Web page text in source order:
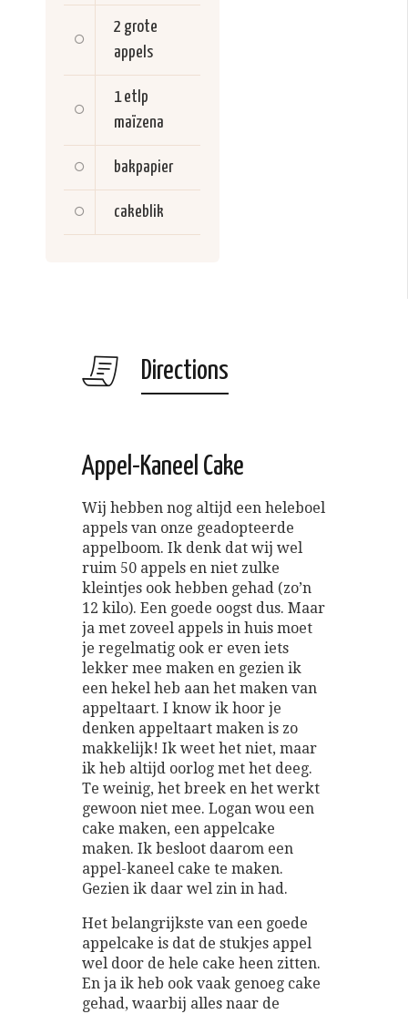
2 grote
appels
1 etlp
maïzena
bakpapier
cakeblik
Directions
Appel-Kaneel Cake
Wij hebben nog altijd een heleboel
appels van onze geadopteerde
appelboom. Ik denk dat wij wel
ruim 50 appels en niet zulke
kleintjes ook hebben gehad (zo’n
12 kilo). Een goede oogst dus. Maar
ja met zoveel appels in huis moet
je regelmatig ook er even iets
lekker mee maken en gezien ik
een hekel heb aan het maken van
appeltaart. I know ik hoor je
denken appeltaart maken is zo
makkelijk! Ik weet het niet, maar
ik heb altijd oorlog met het deeg.
Te weinig, het breek en het werkt
gewoon niet mee. Logan wou een
cake maken, een appelcake
maken. Ik besloot daarom een
appel-kaneel cake te maken.
Gezien ik daar wel zin in had.
Het belangrijkste van een goede
appelcake is dat de stukjes appel
wel door de hele cake heen zitten.
En ja ik heb ook vaak genoeg cake
gehad, waarbij alles naar de